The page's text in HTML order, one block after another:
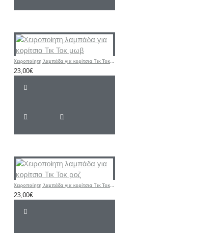
Χειροποίητη λαμπάδα για κορίτσια Τικ Τοκ μωβ
23,00€
Χειροποίητη λαμπάδα για κορίτσια Τικ Τοκ ροζ
23,00€